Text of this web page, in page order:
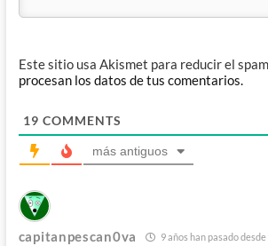
Este sitio usa Akismet para reducir el
procesan los datos de tus comentarios.
19 COMMENTS
más antiguos
capitanpescan0va 9 años han pasado